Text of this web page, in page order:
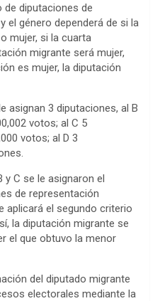
de diputaciones de
el género dependerá de si la
mujer, si la cuarta
migrante será mujer,
es mujer, la diputación
asignan 3 diputaciones, al B
votos; al C 5
votos; al D 3
C se le asignaron el
de representación
aplicará el segundo criterio
la diputación migrante se
el que obtuvo la menor
del diputado migrante
electorales mediante la